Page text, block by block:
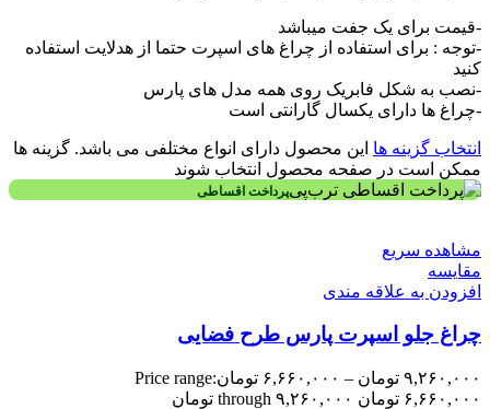
-قیمت برای یک جفت میباشد
-توجه : برای استفاده از چراغ های اسپرت حتما از هدلایت استفاده
کنید
-نصب به شکل فابریک روی همه مدل های پارس
-چراغ ها دارای یکسال گارانتی است
انتخاب گزینه ها این محصول دارای انواع مختلفی می باشد. گزینه ها
ممکن است در صفحه محصول انتخاب شوند
پرداخت اقساطی
مشاهده سریع
مقایسه
افزودن به علاقه مندی
چراغ جلو اسپرت پارس طرح فضایی
۹,۲۶۰,۰۰۰ تومان – ۶,۶۶۰,۰۰۰ تومانPrice range:
۶,۶۶۰,۰۰۰ تومان through ۹,۲۶۰,۰۰۰ تومان